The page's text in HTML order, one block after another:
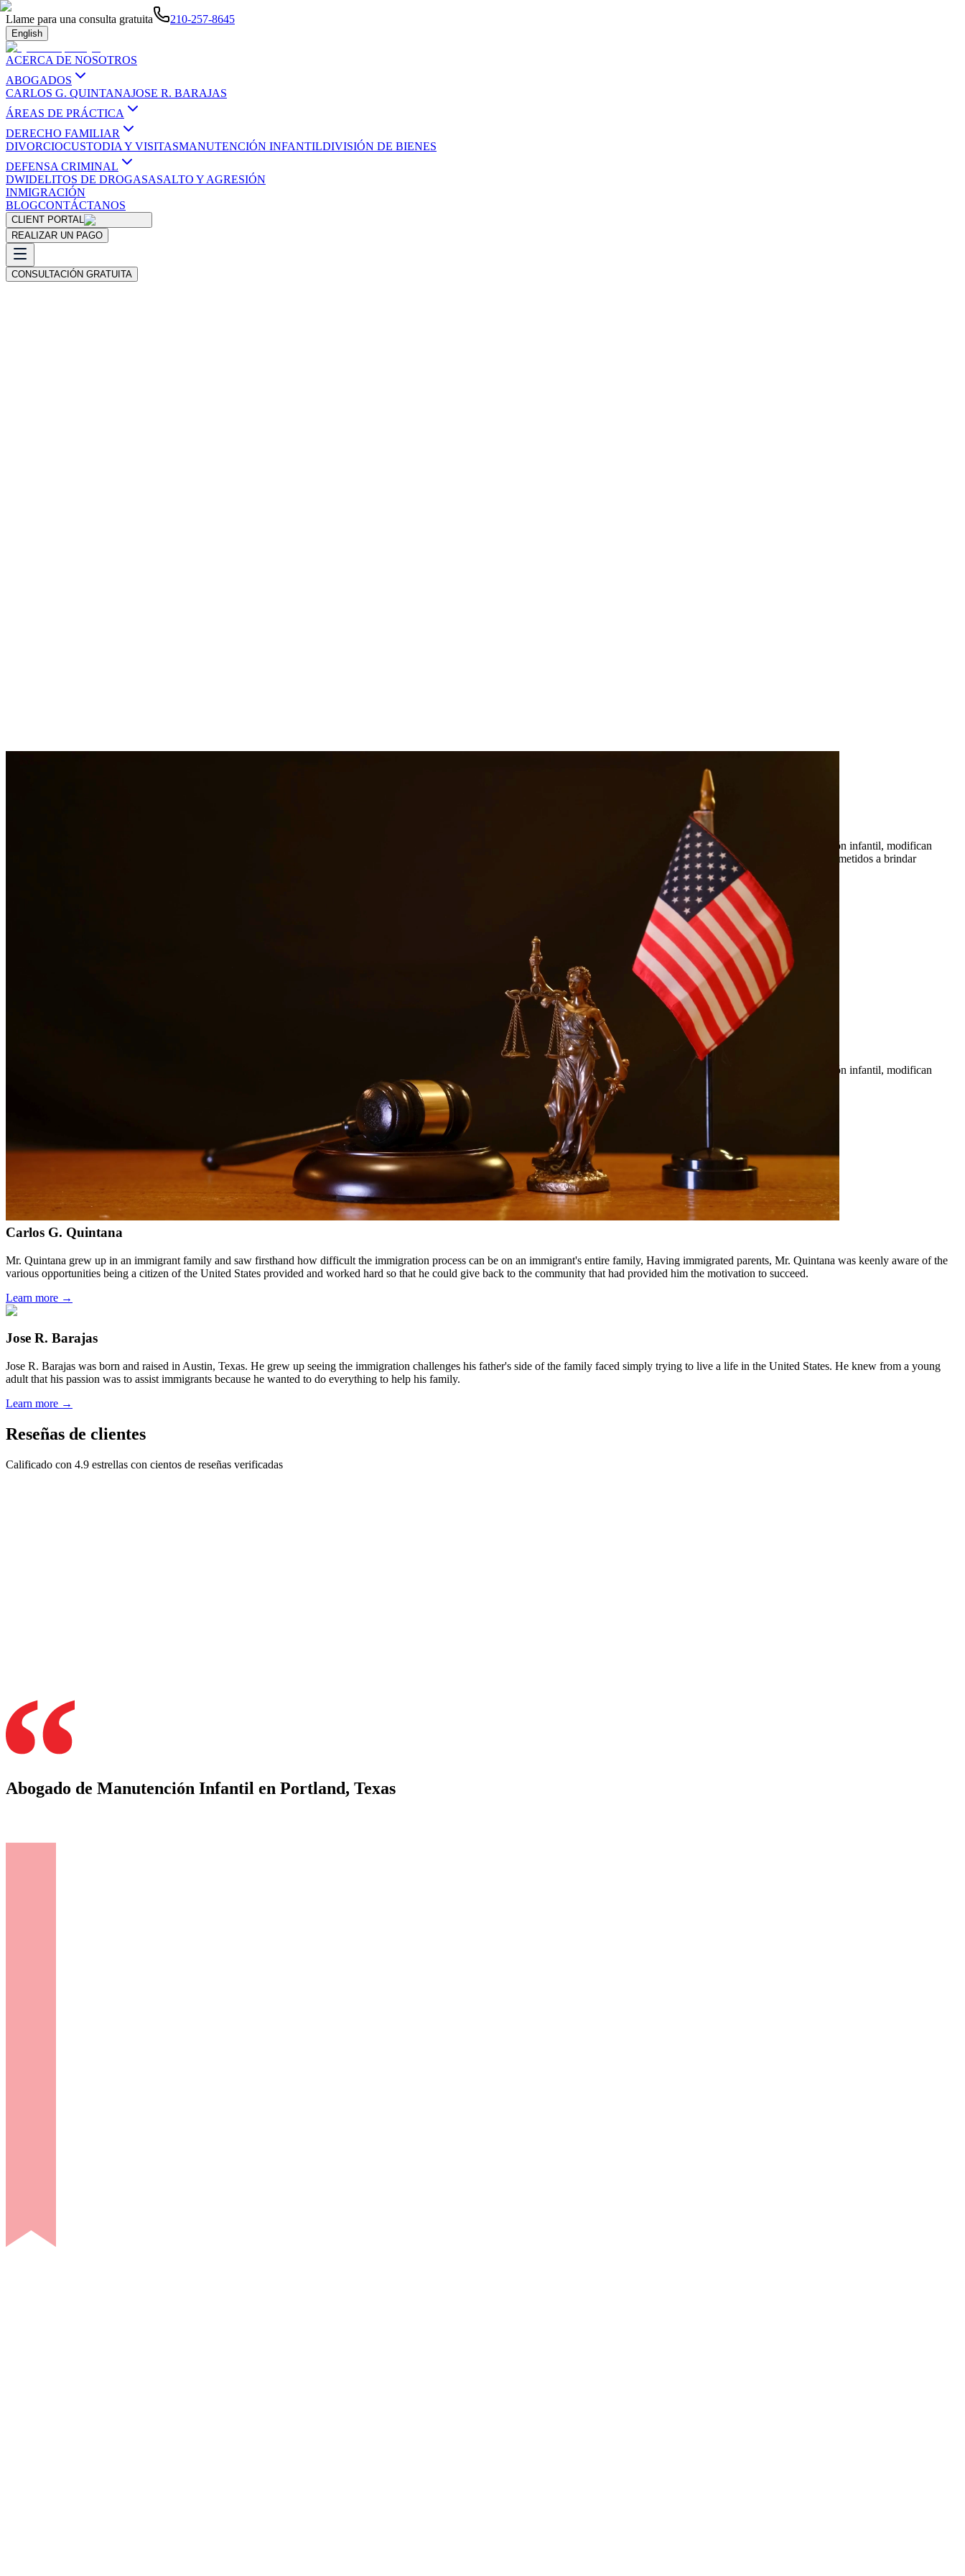
Llame para una consulta gratuita 210-257-8645
English
ACERCA DE NOSOTROS
ABOGADOS
CARLOS G. QUINTANAJOSE R. BARAJAS
ÁREAS DE PRÁCTICA
DERECHO FAMILIAR
DIVORCIOCUSTODIA Y VISITASMANUTENCIÓN INFANTILDIVISIÓN DE BIENES
DEFENSA CRIMINAL
DWIDELITOS DE DROGASASALTO Y AGRESIÓN
INMIGRACIÓN
BLOGCONTÁCTANOS
CLIENT PORTAL
REALIZAR UN PAGO
CONSULTACIÓN GRATUITA
Abogado de Manutención Infantil en Portland, Texas
La manutención infantil es un aspecto crítico para asegurar que los niños reciban el apoyo financiero que necesitan. Nuestros abogados ayudan a establecer órdenes justas de manutención infantil, modifican
órdenes existentes cuando las circunstancias cambian y hacen cumplir las obligaciones de manutención cuando no se realizan los pagos. En Quintana & Barajas PLLC, estamos comprometidos a brindar
La manutención infantil es un aspecto crítico para asegurar que los niños reciban el apoyo financiero que necesitan. Nuestros abogados ayudan a establecer órdenes justas de manutención infantil, modifican
órdenes existentes cuando las circunstancias cambian y hacen cumplir las obligaciones de manutención cuando no se realizan los pagos.
Además de servir a Portland, proporcionamos servicios legales a clientes en todo el sur de Texas, incluyendo San Antonio, Austin, Houston y comunidades circundantes.
Carlos G. Quintana
Mr. Quintana grew up in an immigrant family and saw firsthand how difficult the immigration process can be on an immigrant's entire family, Having immigrated parents, Mr. Quintana was keenly aware of the
various opportunities being a citizen of the United States provided and worked hard so that he could give back to the community that had provided him the motivation to succeed.
Learn more →
Jose R. Barajas
Jose R. Barajas was born and raised in Austin, Texas. He grew up seeing the immigration challenges his father's side of the family faced simply trying to live a life in the United States. He knew from a young
adult that his passion was to assist immigrants because he wanted to do everything to help his family.
Learn more →
Reseñas de clientes
Calificado con 4.9 estrellas con cientos de reseñas verificadas